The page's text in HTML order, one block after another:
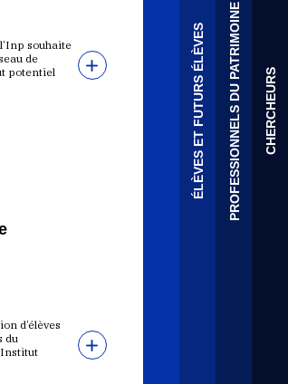
ÉLÈVES ET FUTURS ÉLÈVESPROFESSIONNELS DU PATRIMOINE CHERCHEURS
souhaite
de
potentiel
d’élèves
du